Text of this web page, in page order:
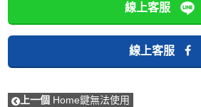
線上客服
線上客服
上一個 Home鍵無法使用